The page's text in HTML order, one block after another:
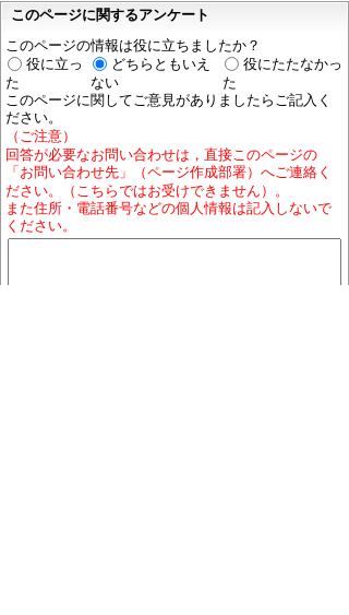
このページに関するアンケート
このページの情報は役に立ちましたか？
役に立っ
た
どちらともいえ
ない
役にたたなかっ
た
このページに関してご意見がありましたらご記入く
ださい。
（ご注意）
回答が必要なお問い合わせは，直接このページの
「お問い合わせ先」（ページ作成部署）へご連絡く
ださい。（こちらではお受けできません）。
また住所・電話番号などの個人情報は記入しないで
ください。